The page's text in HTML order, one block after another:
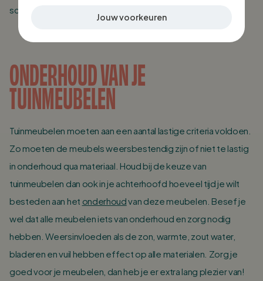
schimmelvorming onder de hoes!
ONDERHOUD VAN JE
TUINMEUBELEN
Tuinmeubelen moeten aan een aantal lastige criteria voldoen.
Zo moeten de meubels weersbestendig zijn of niet te lastig
in onderhoud qua materiaal. Houd bij de keuze van
tuinmeubelen dan ook in je achterhoofd hoeveel tijd je wilt
besteden aan het onderhoudvan deze meubelen. Besef je
wel dat alle meubelen iets van onderhoud en zorg nodig
hebben. Weersinvloeden als de zon, warmte, zout water,
bladeren en vuil hebben effect op alle materialen. Zorg je
goed voor je meubelen, dan heb je er extra lang plezier van!
Jouw voorkeuren